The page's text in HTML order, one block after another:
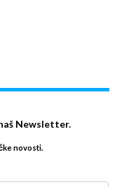
Newsletter.
novosti.